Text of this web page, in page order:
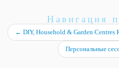
Навигация
← DIY, Household & Garden Centres
Персональные